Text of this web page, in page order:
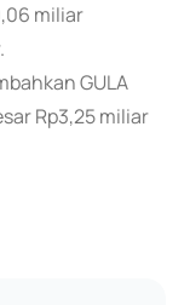
miliar
GULA
Rp3,25 miliar